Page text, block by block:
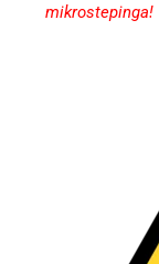
mikrostepinga!